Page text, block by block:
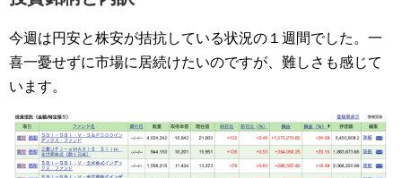
今週は円安と株安が拮抗している状況の１週間でした。一
喜一憂せずに市場に居続けたいのですが、難しさも感じて
います。